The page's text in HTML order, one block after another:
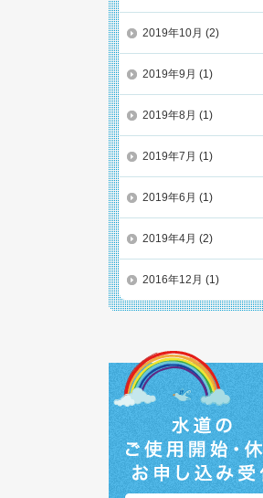
2019年10月 (2)
2019年9月 (1)
2019年8月 (1)
2019年7月 (1)
2019年6月 (1)
2019年4月 (2)
2016年12月 (1)